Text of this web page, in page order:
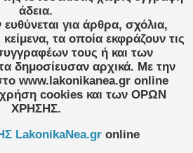
άδεια.
για άρθρα, σχόλια,
κείμενα, τα οποία εκφράζουν τις
τους ή και των
δημοσίευσαν αρχικά. Με την
www.lakonikanea.gr online
cookies και των ΟΡΩΝ
ΧΡΗΣΗΣ.
LakonikaNea.gr online